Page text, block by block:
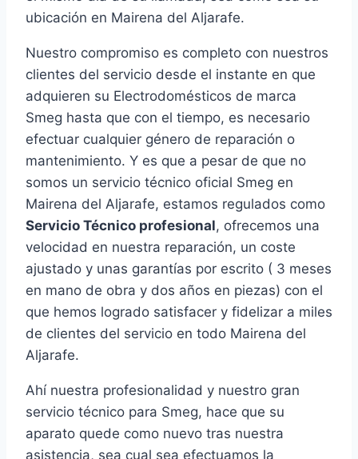
ubicación en Mairena del Aljarafe.
Nuestro compromiso es completo con nuestros
clientes del servicio desde el instante en que
adquieren su Electrodomésticos de marca
Smeg hasta que con el tiempo, es necesario
efectuar cualquier género de reparación o
mantenimiento. Y es que a pesar de que no
somos un servicio técnico oficial Smeg en
Mairena del Aljarafe, estamos regulados como
Servicio Técnico profesional, ofrecemos una
velocidad en nuestra reparación, un coste
ajustado y unas garantías por escrito ( 3 meses
en mano de obra y dos años en piezas) con el
que hemos logrado satisfacer y fidelizar a miles
de clientes del servicio en todo Mairena del
Aljarafe.
Ahí nuestra profesionalidad y nuestro gran
servicio técnico para Smeg, hace que su
aparato quede como nuevo tras nuestra
asistencia, sea cual sea efectuamos la